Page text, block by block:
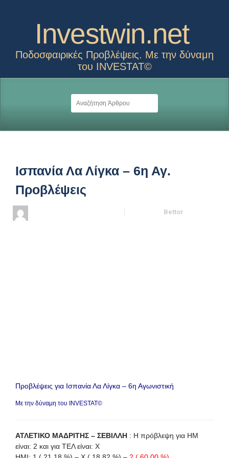
Investwin.net
Ποδοσφαιρικές Προβλέψεις. Με την δύναμη
του INVESTAT©
Ισπανία Λα Λίγκα – 6η Αγ.
Προβλέψεις
ΣυντάκτηςBettor
Προβλέψεις για Ισπανία Λα Λίγκα – 6η Αγωνιστική
Με την δύναμη του INVESTAT©
ΑΤΛΕΤΙΚΟ ΜΑΔΡΙΤΗΣ – ΣΕΒΙΛΛΗ : Η πρόβλεψη για HΜ
είναι: 2 και για ΤΕΛ είναι: X